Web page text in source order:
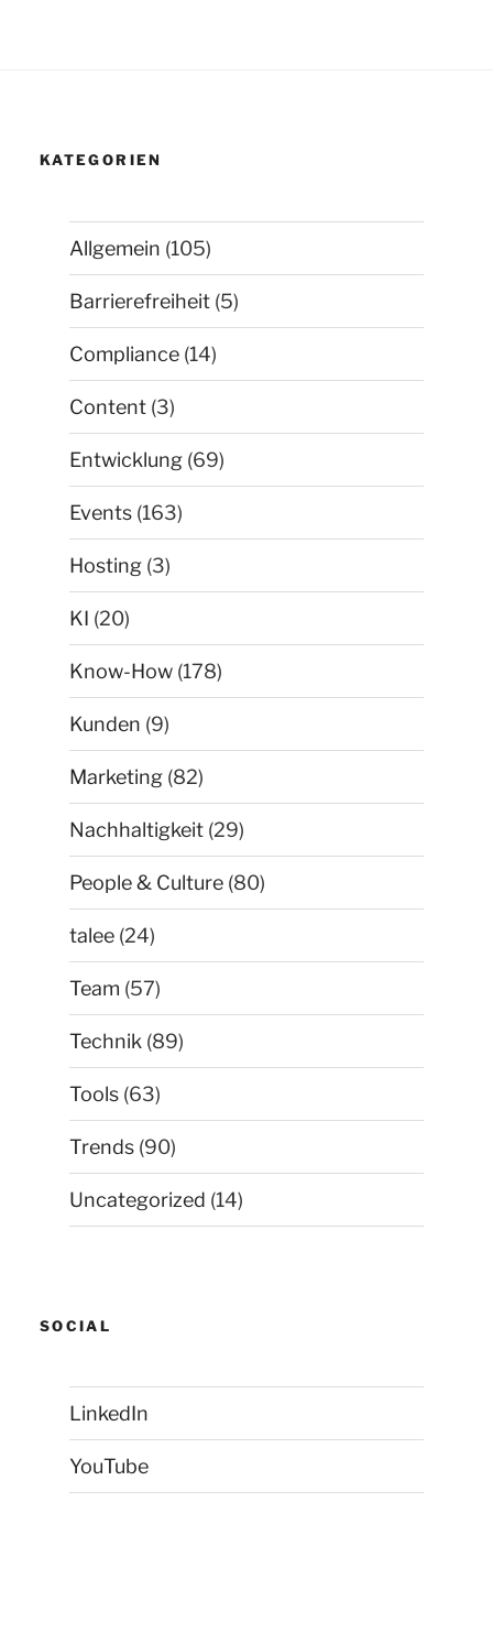
KATEGORIEN
Allgemein (105)
Barrierefreiheit (5)
Compliance (14)
Content (3)
Entwicklung (69)
Events (163)
Hosting (3)
KI (20)
Know-How (178)
Kunden (9)
Marketing (82)
Nachhaltigkeit (29)
People & Culture (80)
talee (24)
Team (57)
Technik (89)
Tools (63)
Trends (90)
Uncategorized (14)
SOCIAL
LinkedIn
YouTube